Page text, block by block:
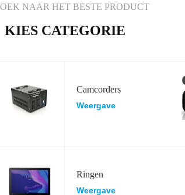
NAAR HET BESTE PRODUCT
KIES CATEGORIE
Camcorders
Weergave
Ringen
Weergave